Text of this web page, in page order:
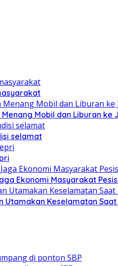
Mobil dan Liburan ke
selamat
Ekonomi Masyarakat
Utamakan Keselamatan